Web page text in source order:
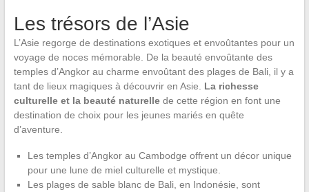
Les trésors de l’Asie
L’Asie regorge de destinations exotiques et envoûtantes pour un
voyage de noces mémorable. De la beauté envoûtante des
temples d’Angkor au charme envoûtant des plages de Bali, il y a
tant de lieux magiques à découvrir en Asie. La richesse
culturelle et la beauté naturellede cette région en font une
destination de choix pour les jeunes mariés en quête
d’aventure.
Les temples d’Angkor au Cambodge offrent un décor unique
pour une lune de miel culturelle et mystique.
Les plages de sable blanc de Bali, en Indonésie, sont